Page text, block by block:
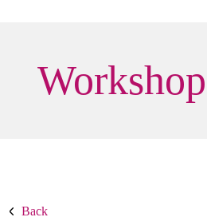
Back